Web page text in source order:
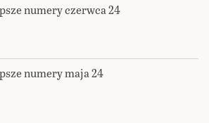
numery czerwca 24
numery maja 24